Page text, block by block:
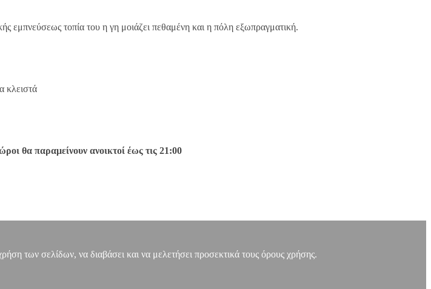
εμπνεύσεως τοπία του η γη μοιάζει πεθαμένη και η πόλη εξωπραγματική.
κλειστά
θα παραμείνουν ανοικτοί έως τις 21:00
των σελίδων, να διαβάσει και να μελετήσει προσεκτικά τους όρους χρήσης.